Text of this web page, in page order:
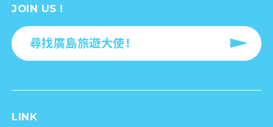
JOIN US !
尋找廣島旅遊大使！
LINK